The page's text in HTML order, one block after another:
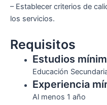
– Establecer criterios de
los servicios.
Requisitos
Estudios
Educación
Experiencia
Al menos 1 año